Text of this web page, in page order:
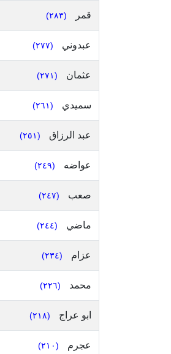
قمر (٢٨٣)
عبدوني (٢٧٧)
عثمان (٢٧١)
سميدي (٢٦١)
عبد الرزاق (٢٥١)
عواضه (٢٤٩)
صعب (٢٤٧)
ماضي (٢٤٤)
عزام (٢٣٤)
محمد (٢٢٦)
ابو عراج (٢١٨)
عجرم (٢١٠)